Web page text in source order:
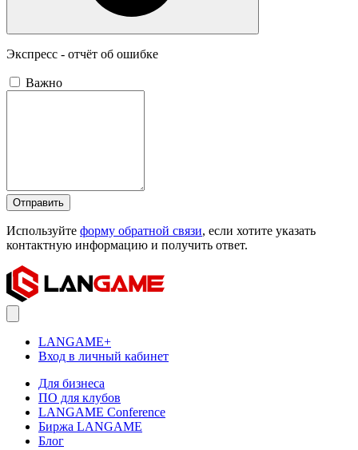
Экспресс - отчёт об ошибке
Важно
Отправить
Используйте форму обратной связи, если хотите указать
контактную информацию и получить ответ.
LANGAME+
Вход в личный кабинет
Для бизнеса
ПО для клубов
LANGAME Conference
Биржа LANGAME
Блог